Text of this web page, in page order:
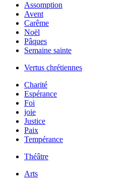
Assomption
Avent
Carême
Noël
Pâques
Semaine sainte
Vertus chrétiennes
Charité
Espérance
Foi
joie
Justice
Paix
Tempérance
Théâtre
Arts